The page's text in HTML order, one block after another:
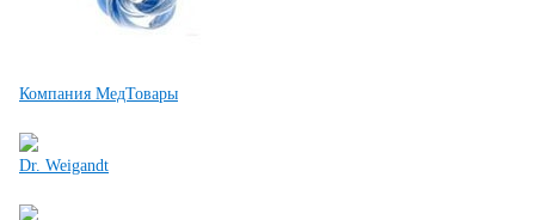
Компания МедТовары
Dr. Weigandt